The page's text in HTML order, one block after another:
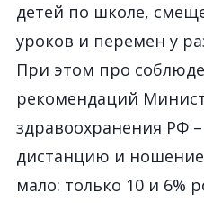
детей по школе,
уроков и перемен у
При этом про
рекомендаций
здравоохранения РФ
дистанцию и
мало: только 10 и 6%